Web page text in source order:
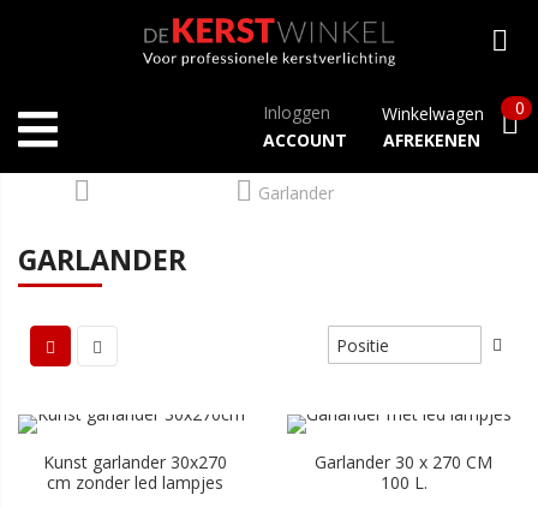
Inloggen
ACCOUNT
Winkelwagen
AFREKENEN
0
Garlander
GARLANDER
Kunst garlander 30x270
cm zonder led lampjes
Garlander 30 x 270 CM
100 L.